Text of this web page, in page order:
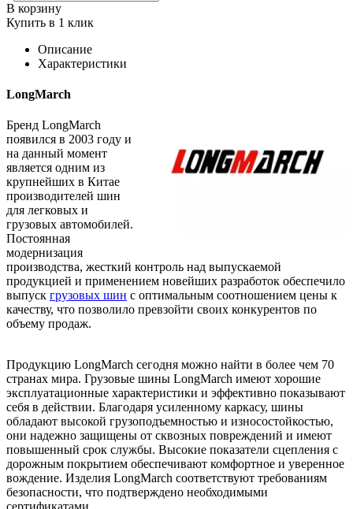
В корзину
Купить в 1 клик
Описание
Характеристики
LongMarch
Бренд LongMarch
появился в 2003 году и
на данный момент
является одним из
крупнейших в Китае
производителей шин
для легковых и
грузовых автомобилей.
Постоянная
модернизация
производства, жесткий контроль над выпускаемой
продукцией и применением новейших разработок обеспечило
выпуск грузовых шин с оптимальным соотношением цены к
качеству, что позволило превзойти своих конкурентов по
объему продаж.
Продукцию LongMarch сегодня можно найти в более чем 70
странах мира. Грузовые шины LongMarch имеют хорошие
эксплуатационные характеристики и эффективно показывают
себя в действии. Благодаря усиленному каркасу, шины
обладают высокой грузоподъемностью и износостойкостью,
они надежно защищены от сквозных повреждений и имеют
повышенный срок службы. Высокие показатели сцепления с
дорожным покрытием обеспечивают комфортное и уверенное
вождение. Изделия LongMarch соответствуют требованиям
безопасности, что подтверждено необходимыми